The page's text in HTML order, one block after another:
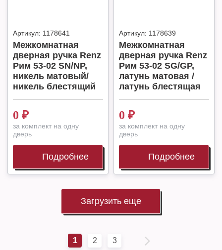
Артикул: 1178641
Межкомнатная
дверная ручка Renz
Рим 53-02 SN/NP,
никель матовый/
никель блестящий
0 ₽
за комплект на одну
дверь
Подробнее
Артикул: 1178639
Межкомнатная
дверная ручка Renz
Рим 53-02 SG/GP,
латунь матовая /
латунь блестящая
0 ₽
за комплект на одну
дверь
Подробнее
Загрузить еще
1 2 3